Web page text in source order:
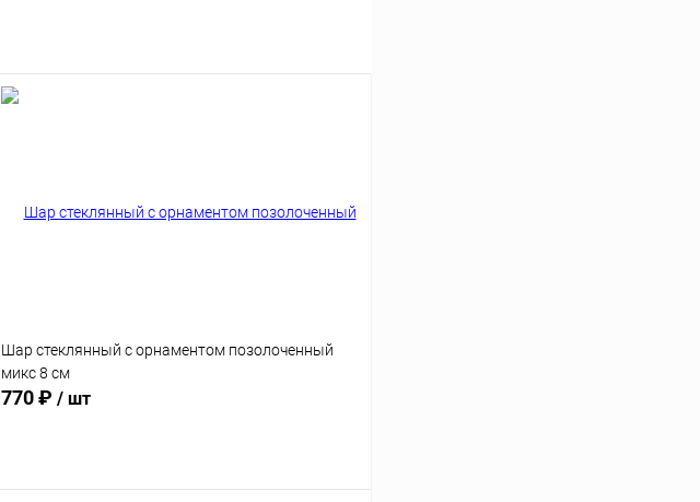
Шар стеклянный с орнаментом позолоченный
микс 8 см
770 ₽ / шт
Подписаться